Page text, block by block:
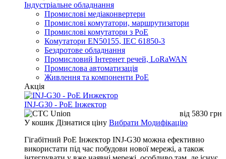
Індустріальне обладнання
Промислові медіаконвертери
Промислові комутатори, маршрутизатори
Промислові комутатори з PoE
Комутатори EN50155, IEC 61850-3
Бездротове обладнання
Промисловий Інтернет речей, LoRaWAN
Промислова автоматизація
Живлення та компоненти PoE
Акція
INJ-G30 - PoE Інжектор
від 5830 грн
У кошик Дізнатися ціну Вибрати Модифікацію
Гігабітний PoE Інжектор INJ-G30 можна ефективно
використати під час побудови нової мережі, а також